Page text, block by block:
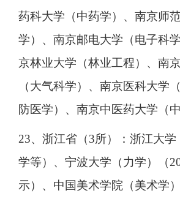
药科大学（中药学）、南京师
学）、南京邮电大学（电子科
京林业大学（林业工程）、南
（大气科学）、南京医科大学
防医学）、南京中医药大学（
23、浙江省（3所）：浙江大
学等）、宁波大学（力学）（
示）、中国美术学院（美术学